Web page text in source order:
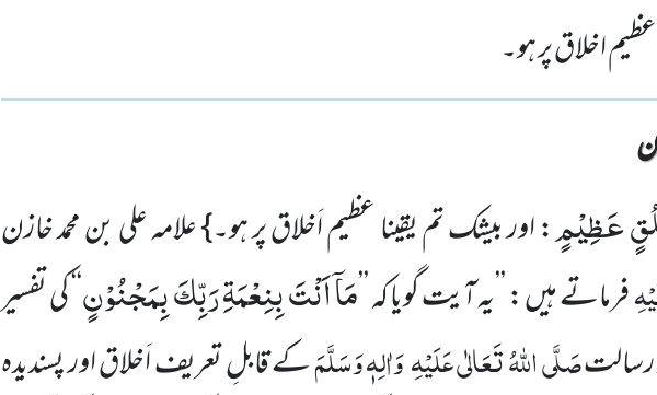
اخلاق پر ہو۔
عَظِیْمٍ: اور بیشک تم یقینا عظیم اَخلاق پرہو۔} علامہ علی بن محمد خازن
فرماتے ہیں : ’’یہ آیت گویا کہ ’’مَاۤ اَنْتَ بِنِعْمَةِ رَبِّكَ بِمَجْنُوْنٍ‘‘کی تفسیر
رسالتصَلَّی اللّٰہُ تَعَالٰی عَلَیْہِوَاٰلِہٖ وَسَلَّمَکے قابلِ تعریف اَخلاق اور پسندیدہ